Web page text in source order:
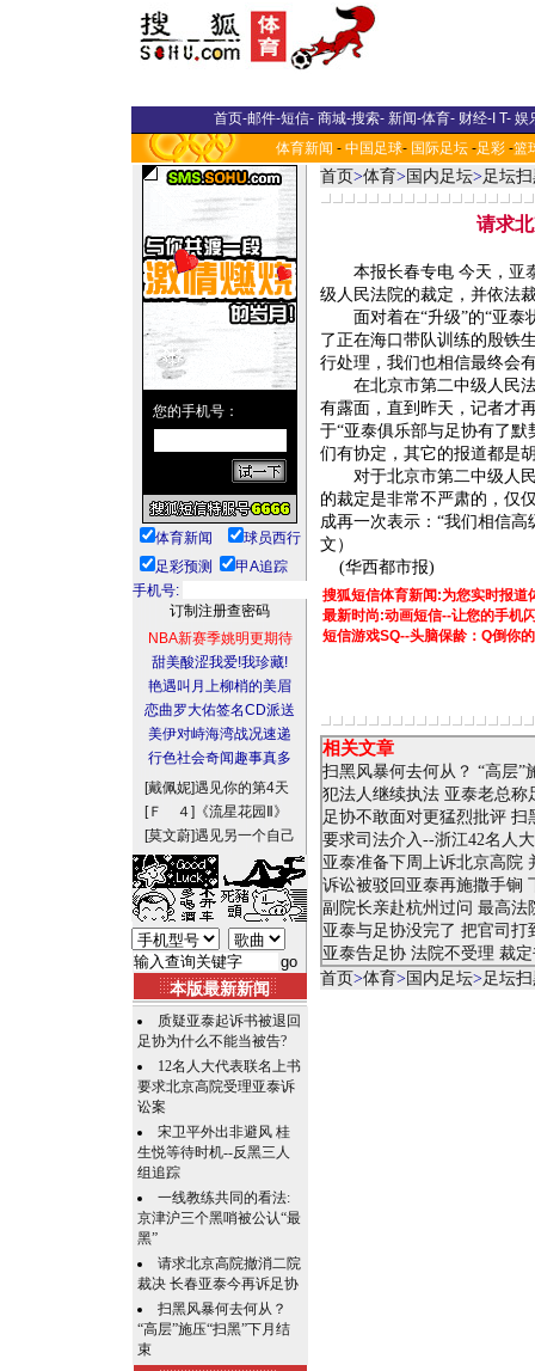
首页-邮件-短信- 商城-搜索- 新闻-体育- 财经-I T- 娱
体育新闻 - 中国足球- 国际足坛 -足彩 -篮
体育新闻
球员西行
足彩预测
甲A追踪
手机号:
NBA新赛季姚明更期待
甜美酸涩我爱!我珍藏!
艳遇叫月上柳梢的美眉
恋曲罗大佑签名CD派送
美伊对峙海湾战况速递
行色社会奇闻趣事真多
[戴佩妮]遇见你的第4天
[Ｆ ４] 《流星花园Ⅱ》
[莫文蔚]遇见另一个自己
本版最新新闻
质疑亚泰起诉书被退回
足协为什么不能当被告?
12名人大代表联名上书
要求北京高院受理亚泰诉
讼案
宋卫平外出非避风 桂
生悦等待时机--反黑三人
组追踪
一线教练共同的看法:
京津沪三个黑哨被公认“最
黑”
请求北京高院撤消二院
裁决 长春亚泰今再诉足协
扫黑风暴何去何从？
“高层”施压“扫黑”下月结
束
首页>体育> 国内足坛>足坛
请求
本报长春专电 今天， 亚
级人民法院的裁定，并依法
面对着在“升级”的“亚泰
了正在海口带队训练的殷铁
行处理，我们也相信最终会
在北京市第二中级人民法
有露面，直到昨天，记者才
于“亚泰俱乐部与足协有了
们有协定，其它的报道都是
对于北京市第二中级人民
的裁定是非常不严肃的，仅
成再一次表示：“我们相信
文）
(华西都市报)
搜狐短信体育新闻:为您实时报道
最新时尚:动画短信--让您的手机
短信游戏SQ--头脑保龄：Q倒你
相关文章
扫黑风暴何去何从？ “高层”
犯法人继续执法 亚泰老总称
足协不敢面对更猛烈批评 扫
要求司法介入--浙江42名人
亚泰准备下周上诉北京高院
诉讼被驳回亚泰再施撒手锏
副院长亲赴杭州过问 最高法
亚泰与足协没完了 把官司
亚泰告足协 法院不受理 裁
首页>体育> 国内足坛>足坛